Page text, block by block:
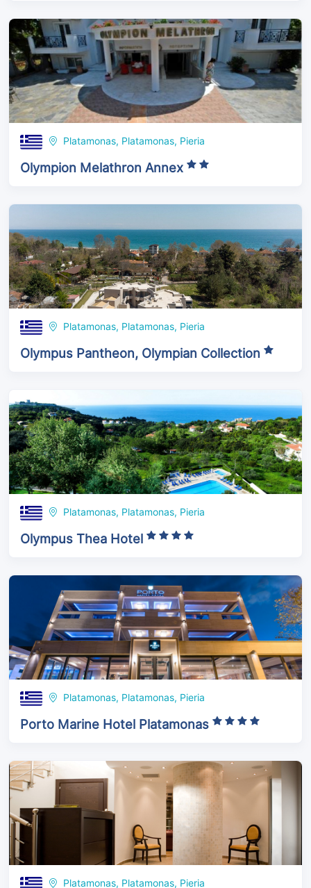
Platamonas, Platamonas, Pieria
Olympion Melathron Annex
Platamonas, Platamonas, Pieria
Olympus Pantheon, Olympian Collection
Platamonas, Platamonas, Pieria
Olympus Thea Hotel
Platamonas, Platamonas, Pieria
Porto Marine Hotel Platamonas
Platamonas, Platamonas, Pieria